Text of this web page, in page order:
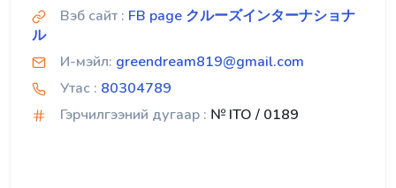
Вэб сайт : FB page クルーズインターナショナ
ル
И-мэйл: greendream819@gmail.com
Утас : 80304789
Гэрчилгээний дугаар : № ITO / 0189